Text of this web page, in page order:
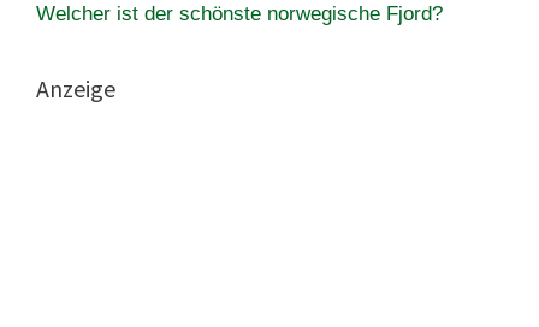
Welcher ist der schönste norwegische Fjord?
Anzeige